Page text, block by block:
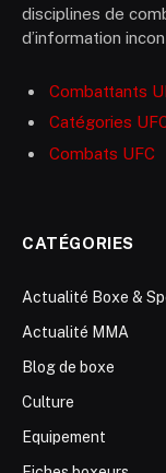
disciplines de
d’information
Combattants
Catégories
Combats UFC
CATÉGORIES
Actualité Boxe &
Actualité MMA
Blog de boxe
Culture
Equipement